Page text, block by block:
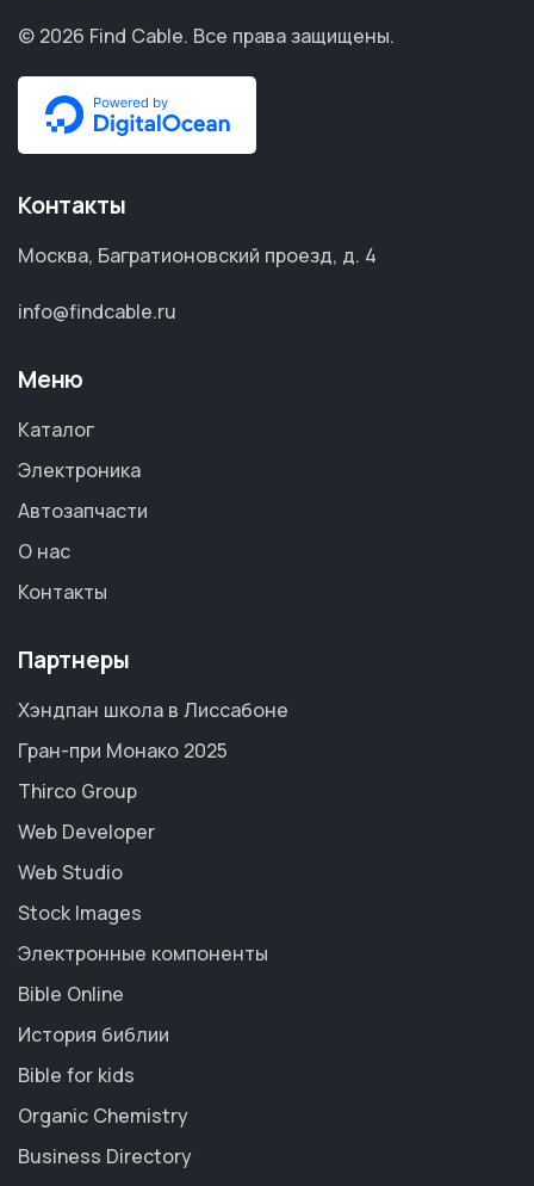
© 2026 Find Cable. Все права защищены.
Контакты
Москва, Багратионовский проезд, д. 4
info@findcable.ru
Меню
Каталог
Электроника
Автозапчасти
О нас
Контакты
Партнеры
Хэндпан школа в Лиссабоне
Гран-при Монако 2025
Thirco Group
Web Developer
Web Studio
Stock Images
Электронные компоненты
Bible Online
История библии
Bible for kids
Organic Chemistry
Business Directory